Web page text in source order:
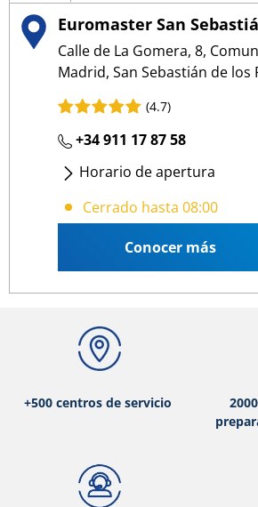
Euromaster San
Calle de La Gomera, 8,
Madrid, San Sebastián de los
(4.7)
+34 911 17 87 58
Horario de apertura
Lunes- Viernes: 08:00 14:00
Cerrado hasta 08:00
Conocer más
+500 centros de servicio